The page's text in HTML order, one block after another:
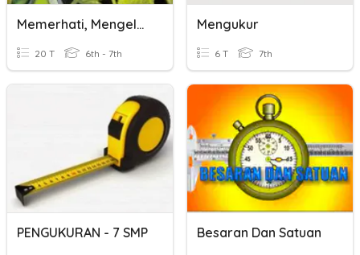
Memerhati, Mengelas, Mengukur Dan Membuat Inferens
20 T 6th - 7th
Mengukur
6 T 7th
PENGUKURAN - 7 SMP Besaran Dan Satuan